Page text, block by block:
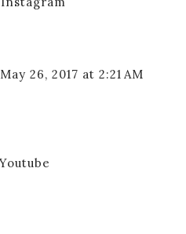
May 26, 2017 at 2:21 AM